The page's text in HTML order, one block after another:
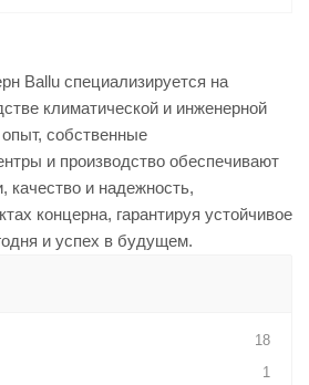
Ballu специализируется на
климатической и инженерной
собственные
и производство обеспечивают
качество и надежность,
концерна, гарантируя устойчивое
и успех в будущем.
18
1